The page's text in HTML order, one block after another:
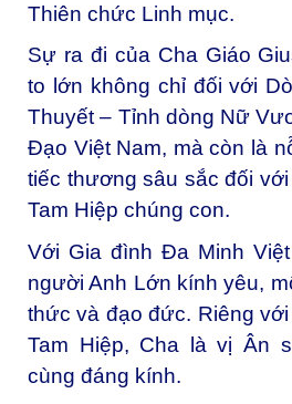
Thiên chức Linh mục.
Sự ra đi của Cha Giáo
to lớn không chỉ đối với
Thuyết – Tỉnh dòng Nữ
Đạo Việt Nam, mà còn là
tiếc thương sâu sắc đối
Tam Hiệp chúng con.
Với Gia đình Đa Minh
người Anh Lớn kính yêu,
thức và đạo đức. Riêng
Tam Hiệp, Cha là vị Ân
cùng đáng kính.